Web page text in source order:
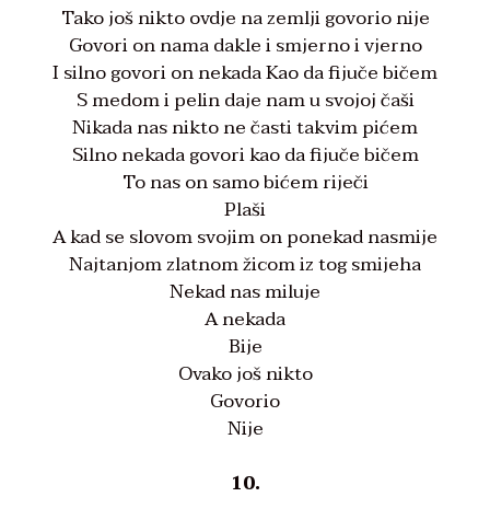
Tako još nikto ovdje na zemlji govorio nije
Govori on nama dakle i smjerno i vjerno
I silno govori on nekada Kao da fijuče bičem
S medom i pelin daje nam u svojoj čaši
Nikada nas nikto ne časti takvim pićem
Silno nekada govori kao da fijuče bičem
To nas on samo bićem riječi
Plaši
A kad se slovom svojim on ponekad nasmije
Najtanjom zlatnom žicom iz tog smijeha
Nekad nas miluje
A nekada
Bije
Ovako još nikto
Govorio
Nije
10.